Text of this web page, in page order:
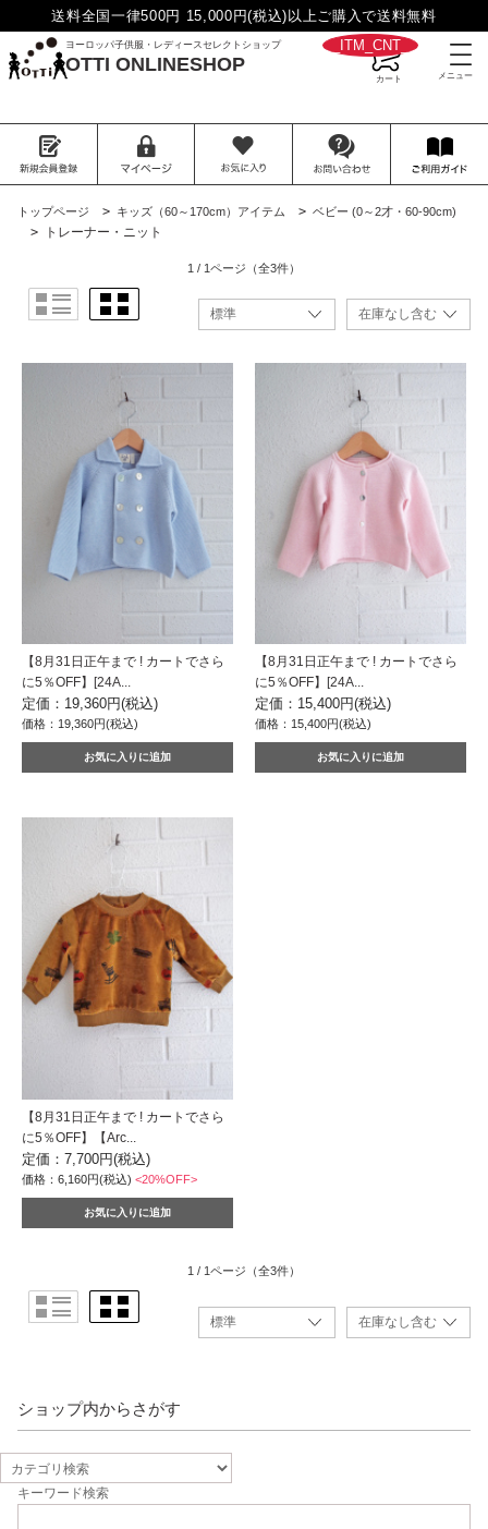
送料全国一律500円 15,000円(税込)以上ご購入で送料無料
ヨーロッパ子供服・レディースセレクトショップ
OTTI ONLINESHOP
__ITM_CNT__
トップページ > キッズ（60～170cm）アイテム > ベビー (0～2才・60-90cm)
> トレーナー・ニット
1 / 1ページ （全3件）
【8月31日正午まで ! カートでさら
に5％OFF】[24A...
定価：19,360円(税込)
価格：19,360円(税込)
【8月31日正午まで ! カートでさら
に5％OFF】[24A...
定価：15,400円(税込)
価格：15,400円(税込)
【8月31日正午まで ! カートでさら
に5％OFF】【Arc...
定価：7,700円(税込)
価格：6,160円(税込) <20%OFF>
1 / 1ページ （全3件）
ショップ内からさがす
キーワード検索